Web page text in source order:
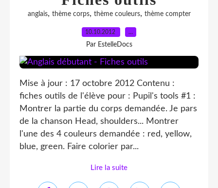
anglais, thème corps, thème couleurs, thème compter
10.10.2012 …
Par EstelleDocs
Mise à jour : 17 octobre 2012 Contenu :
fiches outils de l'élève pour : Pupil's tools #1 :
Montrer la partie du corps demandée. Je pars
de la chanson Head, shoulders... Montrer
l'une des 4 couleurs demandée : red, yellow,
blue, green. Faire colorier par...
Lire la suite